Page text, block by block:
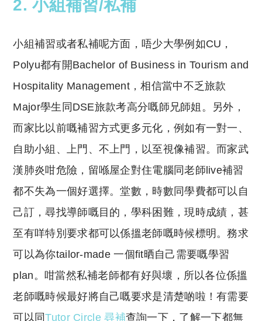
2. 小組補習/私補
小組補習或者私補呢方面，唔少大學例如CU，
Polyu都有開Bachelor of Business in Tourism and
Hospitality Management，相信當中不乏旅款
Major學生同DSE旅款考高分嘅師兄師姐。另外，
而家比以前嘅補習方式更多元化，例如有一對一、
自助小組、上門、不上門，以至視像補習。而家武
漢肺炎咁危險，留喺屋企對住電腦同老師live補習
都不失為一個好選擇。堂數，時數同學費都可以自
己訂，尋找導師嘅目的，學科困難，現時成績，甚
至有咩特別要求都可以係搵老師嘅時候標明。務求
可以為你tailor-made 一個fit晒自己需要嘅學習
plan。咁當然私補老師都有好與壞，所以各位係搵
老師嘅時候最好將自己嘅要求是清楚啲啦！有需要
可以同Tutor Circle 尋補查詢一下，了解一下都無